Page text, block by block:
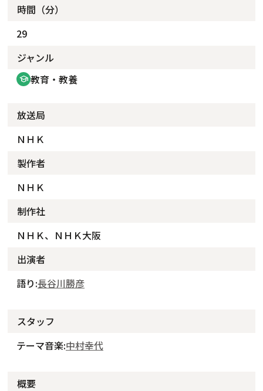
時間（分）
29
ジャンル
school 教育・教養
放送局
ＮＨＫ
製作者
ＮＨＫ
制作社
ＮＨＫ、ＮＨＫ大阪
出演者
語り:長谷川勝彦
スタッフ
テーマ音楽:中村幸代
概要